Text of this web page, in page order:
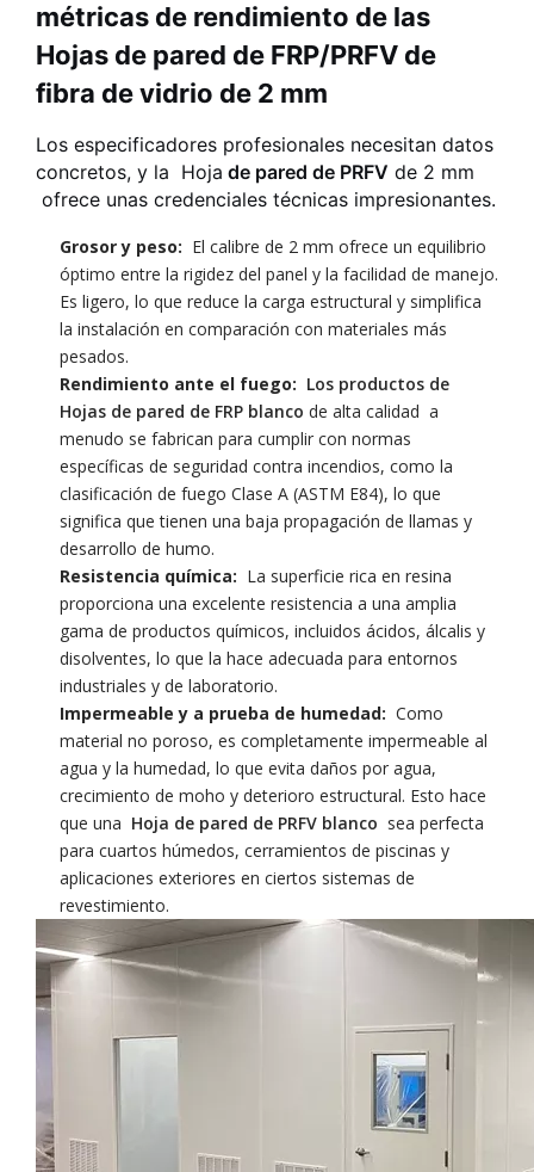
métricas de rendimiento de las
Hojas de pared de FRP/PRFV de
fibra de vidrio de 2 mm
Los especificadores profesionales necesitan datos
concretos, y la Hoja de pared de PRFV de 2 mm
ofrece unas credenciales técnicas impresionantes.
Grosor y peso: El calibre de 2 mm ofrece un equilibrio
óptimo entre la rigidez del panel y la facilidad de manejo.
Es ligero, lo que reduce la carga estructural y simplifica
la instalación en comparación con materiales más
pesados.
Rendimiento ante el fuego: Los productos de
Hojas de pared de FRP blanco de alta calidad a
menudo se fabrican para cumplir con normas
específicas de seguridad contra incendios, como la
clasificación de fuego Clase A (ASTM E84), lo que
significa que tienen una baja propagación de llamas y
desarrollo de humo.
Resistencia química: La superficie rica en resina
proporciona una excelente resistencia a una amplia
gama de productos químicos, incluidos ácidos, álcalis y
disolventes, lo que la hace adecuada para entornos
industriales y de laboratorio.
Impermeable y a prueba de humedad: Como
material no poroso, es completamente impermeable al
agua y la humedad, lo que evita daños por agua,
crecimiento de moho y deterioro estructural. Esto hace
que una Hoja de pared de PRFV blanco sea perfecta
para cuartos húmedos, cerramientos de piscinas y
aplicaciones exteriores en ciertos sistemas de
revestimiento.